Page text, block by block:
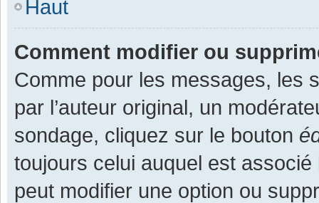
Haut
Comment modifier ou
Comme pour les messages, les
par l’auteur original, un
sondage, cliquez sur le bouton
toujours celui auquel est associé
peut modifier une option ou